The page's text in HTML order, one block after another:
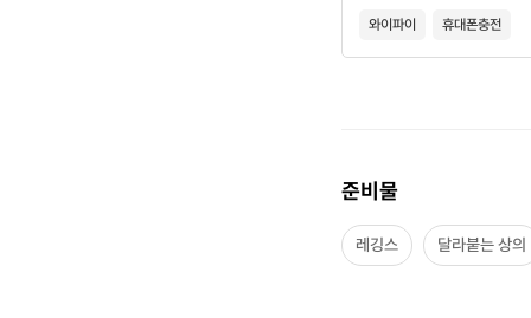
와이파이 휴대폰충전
준비물
레깅스 달라붙는 상의